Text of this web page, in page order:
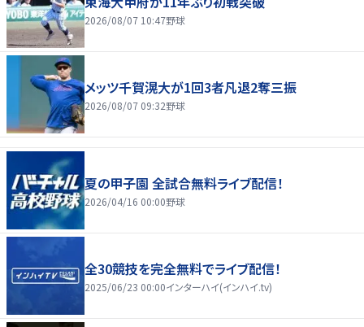
2026/08/07 10:47野球
メッツ千賀滉大が1回3者凡退2奪三振
2026/08/07 09:32野球
夏の甲子園 全試合無料ライブ配信！
2026/04/16 00:00野球
全30競技を完全無料でライブ配信！
2025/06/23 00:00インターハイ(インハイ.tv)